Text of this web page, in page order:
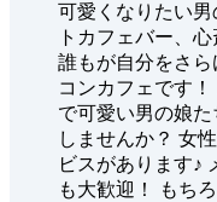
可愛くなりたい
トカフェバー、
誰もが自分をさ
コンカフェです
で可愛い男の娘
しませんか？ 女
ビスがあります♪
も大歓迎！ もち